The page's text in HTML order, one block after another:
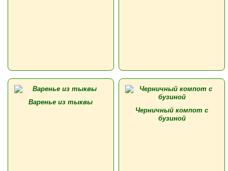
Варенье из тыквы
Черничный компот с
бузиной